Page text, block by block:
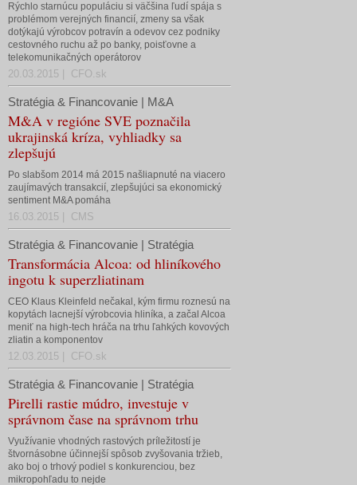
Rýchlo starnúcu populáciu si väčšina ľudí spája s
problémom verejných financií, zmeny sa však
dotýkajú výrobcov potravín a odevov cez podniky
cestovného ruchu až po banky, poisťovne a
telekomunikačných operátorov
20.03.2015 | CFO.sk
Stratégia & Financovanie | M&A
M&A v regióne SVE poznačila
ukrajinská kríza, vyhliadky sa
zlepšujú
Po slabšom 2014 má 2015 našliapnuté na viacero
zaujímavých transakcií, zlepšujúci sa ekonomický
sentiment M&A pomáha
16.03.2015 | CMS
Stratégia & Financovanie | Stratégia
Transformácia Alcoa: od hliníkového
ingotu k superzliatinam
CEO Klaus Kleinfeld nečakal, kým firmu roznesú na
kopytách lacnejší výrobcovia hliníka, a začal Alcoa
meniť na high-tech hráča na trhu ľahkých kovových
zliatin a komponentov
12.03.2015 | CFO.sk
Stratégia & Financovanie | Stratégia
Pirelli rastie múdro, investuje v
správnom čase na správnom trhu
Využívanie vhodných rastových príležitostí je
štvornásobne účinnejší spôsob zvyšovania tržieb,
ako boj o trhový podiel s konkurenciou, bez
mikropohľadu to nejde